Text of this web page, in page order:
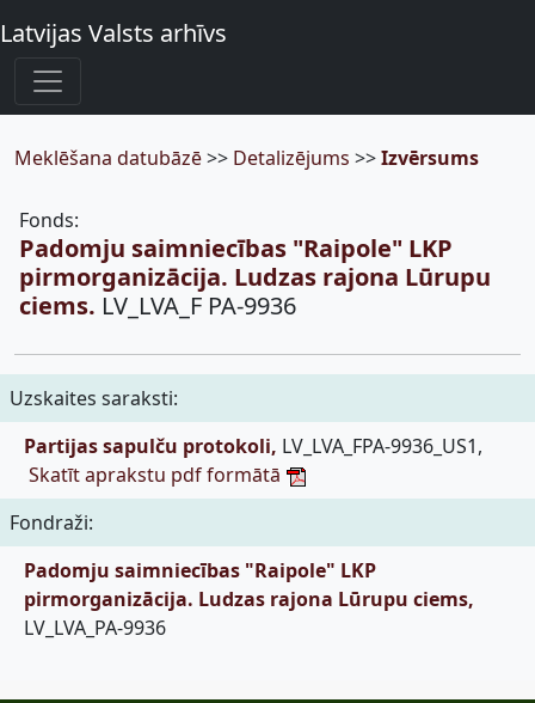
Latvijas Valsts arhīvs
Meklēšana datubāzē>> Detalizējums >>Izvērsums
Fonds:
Padomju saimniecības "Raipole" LKP
pirmorganizācija. Ludzas rajona Lūrupu
ciems. LV_LVA_F PA-9936
Uzskaites saraksti:
Partijas sapulču protokoli, LV_LVA_FPA-9936_US1,
Skatīt aprakstu pdf formātā
Fondraži:
Padomju saimniecības "Raipole" LKP
pirmorganizācija. Ludzas rajona Lūrupu ciems,
LV_LVA_PA-9936